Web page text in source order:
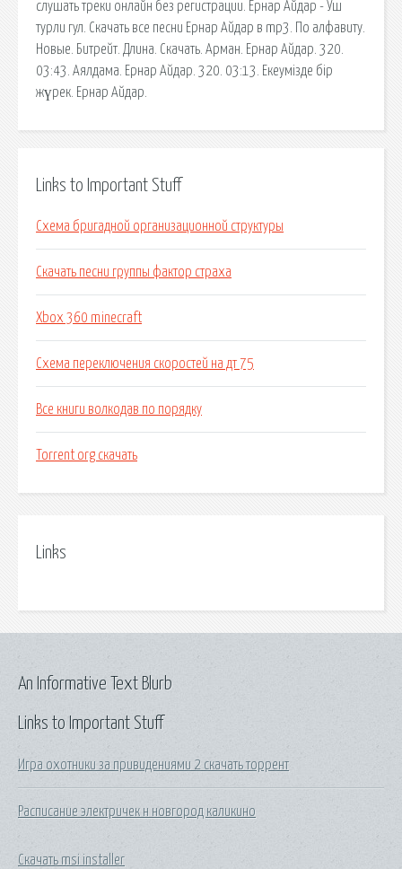
слушать треки онлайн без регистрации. Ернар Айдар - Уш
турли гул. Скачать все песни Ернар Айдар в mp3. По алфавиту.
Новые. Битрейт. Длина. Скачать. Арман. Ернар Айдар. 320.
03:43. Аялдама. Ернар Айдар. 320. 03:13. Екеумізде бір
жүрек. Ернар Айдар.
Links to Important Stuff
Схема бригадной организационной структуры
Скачать песни группы фактор страха
Xbox 360 minecraft
Схема переключения скоростей на дт 75
Все книги волкодав по порядку
Torrent org скачать
Links
Links to Important Stuff
Игра охотники за привидениями 2 скачать торрент
Расписание электричек н новгород каликино
Скачать msi installer
An Informative Text Blurb